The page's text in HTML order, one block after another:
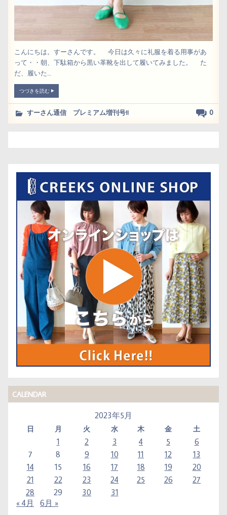
こんにちは。すーさんです。 今日は久々に礼服を着る用事があ
って・・朝、下駄箱から黒い革靴を出して履いてみました。 た
だ、履いた....
つづきを読む
0
すーさん通信 プレミアム増刊号!!
CALENDAR
2023年5月
日 月 火 水 木 金 土
1 2 3 4 5
6
7
8 9 10 11 12
13
14
15 16 17 18 19
20
21
22 23 24 25 26
27
28
29 30
31
« 4月
6月 »